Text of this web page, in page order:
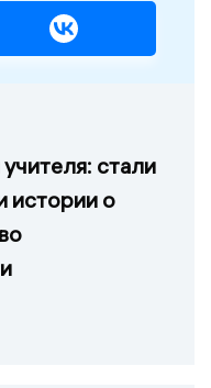
стали
истории о